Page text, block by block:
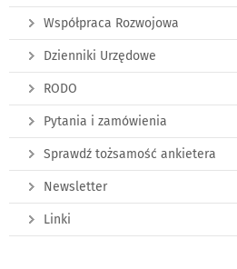
Współpraca Rozwojowa
Dzienniki Urzędowe
RODO
Pytania i zamówienia
Sprawdź tożsamość ankietera
Newsletter
Linki